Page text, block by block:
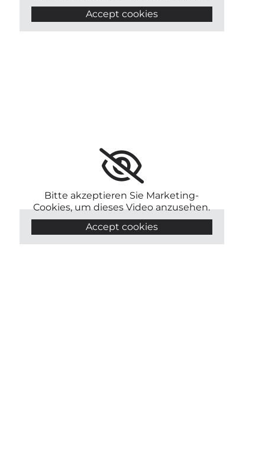
Accept cookies
Bitte akzeptieren Sie Marketing-
Cookies, um dieses Video anzusehen.
Accept cookies